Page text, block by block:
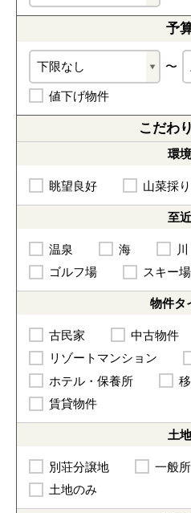
予
〜
値下げ物件
こだわり
環境
眺望良好 山菜採り
至近
温泉 海 川
ゴルフ場
スキー場
物件タ
古民家
中古物件
リゾートマンション
ホテル・保養所
賃貸物件
土地
別荘分譲地 一般
土地のみ